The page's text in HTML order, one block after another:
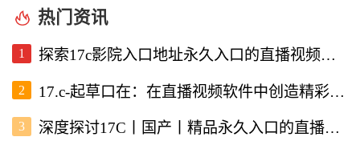
热门资讯
1 探索17c影院入口地址永久入口的直播视频软件使用体验
2 17.c-起草口在：在直播视频软件中创造精彩内容的新机遇
3 深度探讨17C丨国产丨精品永久入口的直播视频软件优势与特点